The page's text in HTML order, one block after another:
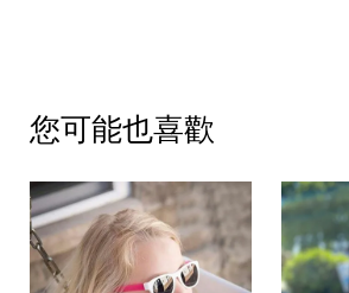
您可能也喜歡